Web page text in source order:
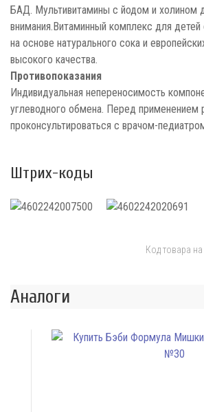
БАД. Мультивитамины с йодом и холином
внимания.Витаминный комплекс для
на основе натурального сока и
высокого качества.
Противопоказания
Индивидуальная непереносимость
углеводного обмена. Перед применением
проконсультироваться с врачом-
Штрих-коды
Код товара на
Аналоги